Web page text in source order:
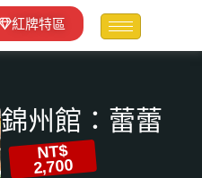
紅牌特區
錦州館：蕾蕾
NT$
2,700